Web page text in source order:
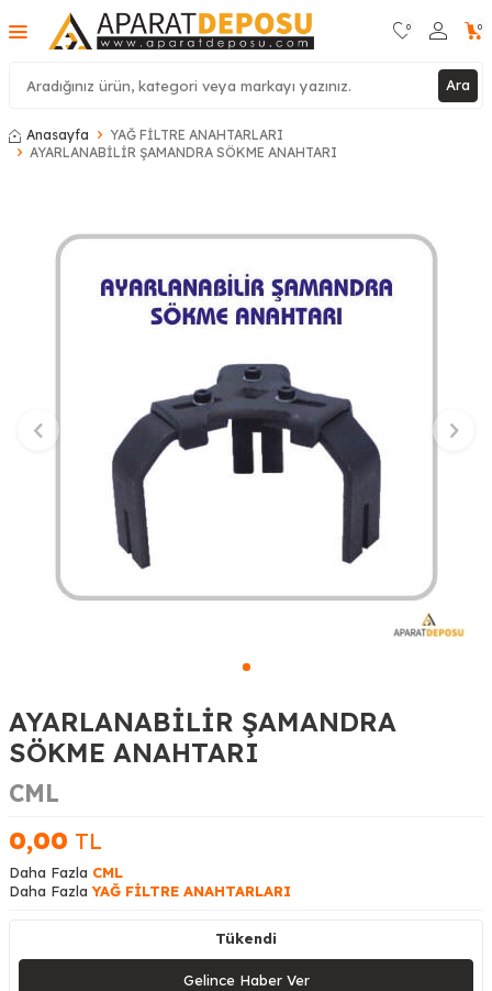
Ara
0 0
Anasayfa
YAĞ FİLTRE ANAHTARLARI
AYARLANABİLİR ŞAMANDRA SÖKME ANAHTARI
AYARLANABİLİR ŞAMANDRA
SÖKME ANAHTARI
CML
0,00 TL
Daha Fazla CML
Daha FazlaYAĞ FİLTRE ANAHTARLARI
Tükendi
Gelince Haber Ver